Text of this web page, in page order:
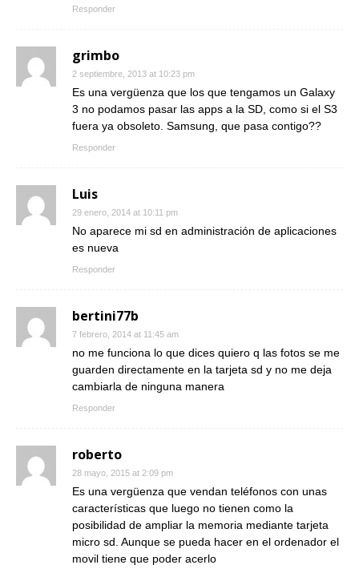
Responder
grimbo
2 septiembre, 2013 at 10:23 pm
Es una vergüenza que los que tengamos un Galaxy
3 no podamos pasar las apps a la SD, como si el S3
fuera ya obsoleto. Samsung, que pasa contigo??
Responder
Luis
29 enero, 2014 at 10:11 pm
No aparece mi sd en administración de aplicaciones
es nueva
Responder
bertini77b
7 febrero, 2014 at 11:45 am
no me funciona lo que dices quiero q las fotos se me
guarden directamente en la tarjeta sd y no me deja
cambiarla de ninguna manera
Responder
roberto
28 mayo, 2015 at 2:09 pm
Es una vergüenza que vendan teléfonos con unas
características que luego no tienen como la
posibilidad de ampliar la memoria mediante tarjeta
micro sd. Aunque se pueda hacer en el ordenador el
movil tiene que poder acerlo